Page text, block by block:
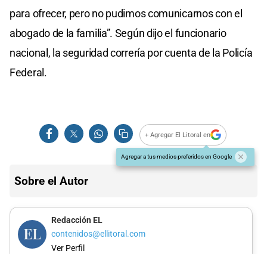
para ofrecer, pero no pudimos comunicarnos con el
abogado de la familia”. Según dijo el funcionario
nacional, la seguridad correría por cuenta de la Policía
Federal.
+ Agregar El Litoral en
Agregar a tus medios preferidos en Google
Sobre el Autor
Redacción EL
contenidos@ellitoral.com
Ver Perfil